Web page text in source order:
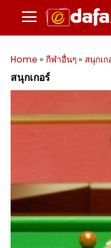
Home » กีฬาอื่นๆ» สนุกเก
สนุกเกอร์